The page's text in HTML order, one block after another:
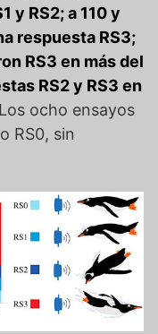
y RS2; a 110 y
respuesta RS3;
RS3 en más del
RS2 y RS3 en
ocho ensayos
RS0, sin